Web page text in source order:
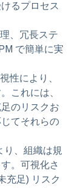
るプロセス
、冗長ステ
で簡単に実
性により、
これには、
のリスクお
てそれらの
り、組織は規
。可視化さ
充足) リスク